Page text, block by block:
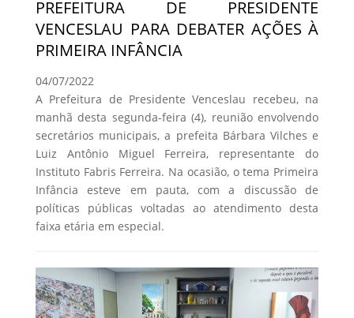
PREFEITURA DE PRESIDENTE
VENCESLAU PARA DEBATER AÇÕES À
PRIMEIRA INFÂNCIA
04/07/2022
A Prefeitura de Presidente Venceslau recebeu, na
manhã desta segunda-feira (4), reunião envolvendo
secretários municipais, a prefeita Bárbara Vilches e
Luiz Antônio Miguel Ferreira, representante do
Instituto Fabris Ferreira. Na ocasião, o tema Primeira
Infância esteve em pauta, com a discussão de
políticas públicas voltadas ao atendimento desta
faixa etária em especial.